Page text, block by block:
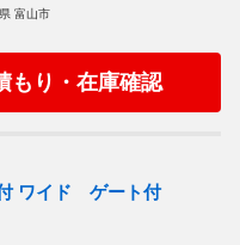
富山市
もり・在庫確認
ワイド ゲート付